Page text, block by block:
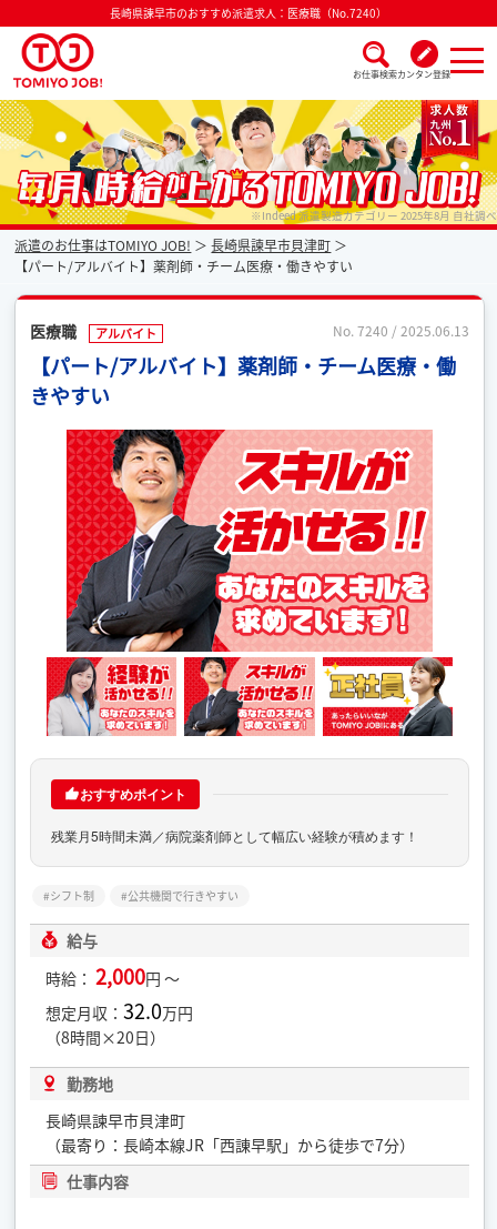
長崎県諫早市のおすすめ派遣求人：医療職（No.7240）
お仕事検索カンタン登録
派遣なら毎月時給が上がるトミヨジョブ ※Indeed 派遣製造カテゴリー 2025年8月 自社調べ
派遣のお仕事はTOMIYO JOB!
長崎県諫早市貝津町
【パート/アルバイト】薬剤師・チーム医療・働きやすい
医療職 アルバイト No. 7240 / 2025.06.13
【パート/アルバイト】薬剤師・チーム医療・働
きやすい
おすすめポイント
残業月5時間未満／病院薬剤師として幅広い経験が積めます！
シフト制 公共機関で行きやすい
給与
時給：2,000円 ～
想定月収：32.0万円
（8時間×20日）
勤務地
長崎県諫早市貝津町
（最寄り：長崎本線JR「西諌早駅」から徒歩で7分）
仕事内容